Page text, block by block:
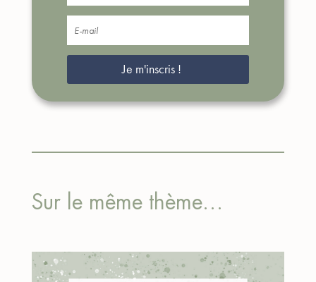
Je m'inscris !
Sur le même thème…